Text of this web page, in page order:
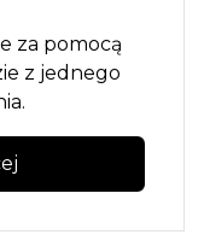
za pomocą
z jednego